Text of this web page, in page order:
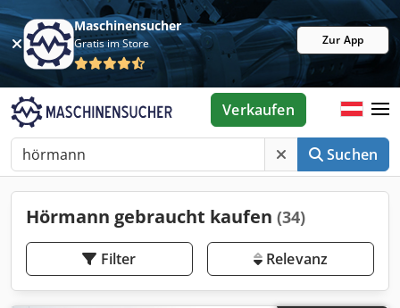
Maschinensucher
Gratis im Store Zur App
Suchen
Verkaufen
Hörmann gebraucht kaufen (34)
Filter Relevanz